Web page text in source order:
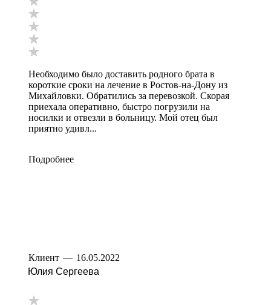
Необходимо было доставить родного брата в
короткие сроки на лечение в Ростов-на-Дону из
Михайловки. Обратились за перевозкой. Скорая
приехала оперативно, быстро погрузили на
носилки и отвезли в больницу. Мой отец был
приятно удивл...
Подробнее
Клиент — 16.05.2022
Юлия Сергеева